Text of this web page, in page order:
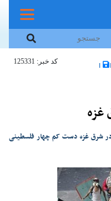
|
کد خبر: 125331
شرق غزه دست کم چهار فلسطینی